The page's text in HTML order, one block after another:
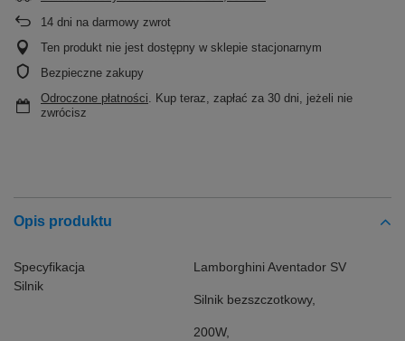
14 dni na darmowy zwrot
Ten produkt nie jest dostępny w sklepie stacjonarnym
Bezpieczne zakupy
Odroczone płatności. Kup teraz, zapłać za 30 dni, jeżeli nie
zwrócisz
Opis produktu
Specyfikacja
Lamborghini Aventador SV
Silnik
Silnik bezszczotkowy,
200W,